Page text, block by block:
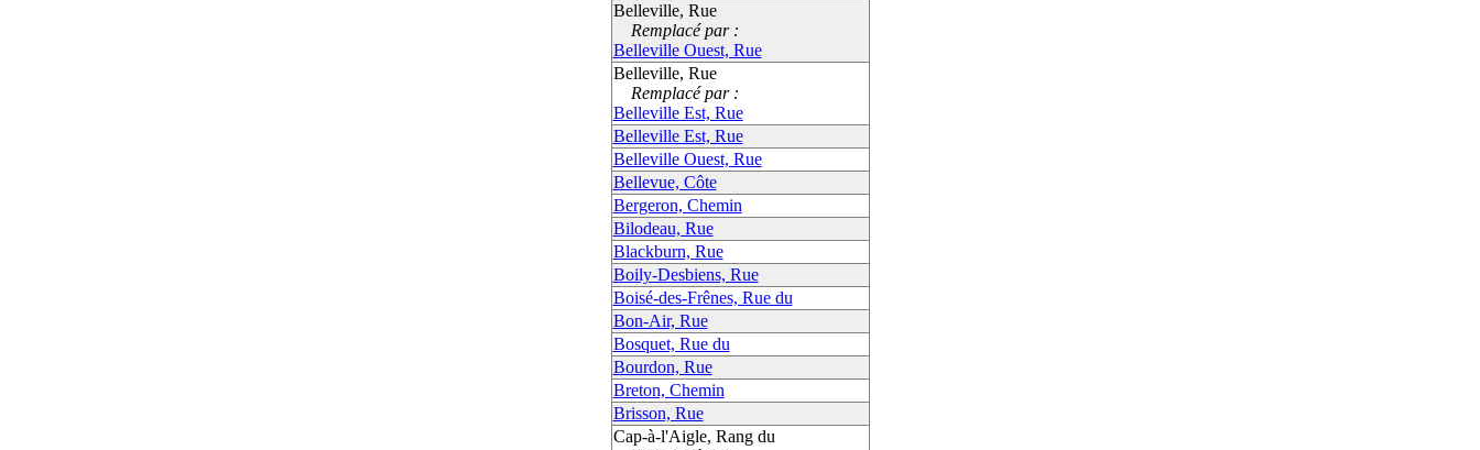
Belleville, Rue
Remplacé par :
Belleville Ouest, Rue
Belleville, Rue
Remplacé par :
Belleville Est, Rue
Belleville Est, Rue
Belleville Ouest, Rue
Bellevue, Côte
Bergeron, Chemin
Bilodeau, Rue
Blackburn, Rue
Boily-Desbiens, Rue
Boisé-des-Frênes, Rue du
Bon-Air, Rue
Bosquet, Rue du
Bourdon, Rue
Breton, Chemin
Brisson, Rue
Cap-à-l'Aigle, Rang du